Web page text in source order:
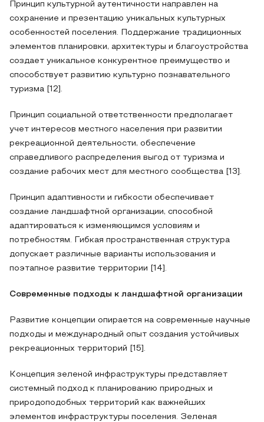
Принцип культурной аутентичности направлен на
сохранение и презентацию уникальных культурных
особенностей поселения. Поддержание традиционных
элементов планировки, архитектуры и благоустройства
создает уникальное конкурентное преимущество и
способствует развитию культурно познавательного
туризма [12].
Принцип социальной ответственности предполагает
учет интересов местного населения при развитии
рекреационной деятельности, обеспечение
справедливого распределения выгод от туризма и
создание рабочих мест для местного сообщества [13].
Принцип адаптивности и гибкости обеспечивает
создание ландшафтной организации, способной
адаптироваться к изменяющимся условиям и
потребностям. Гибкая пространственная структура
допускает различные варианты использования и
поэтапное развитие территории [14].
Современные подходы к ландшафтной организации
Развитие концепции опирается на современные научные
подходы и международный опыт создания устойчивых
рекреационных территорий [15].
Концепция зеленой инфраструктуры представляет
системный подход к планированию природных и
природоподобных территорий как важнейших
элементов инфраструктуры поселения. Зеленая